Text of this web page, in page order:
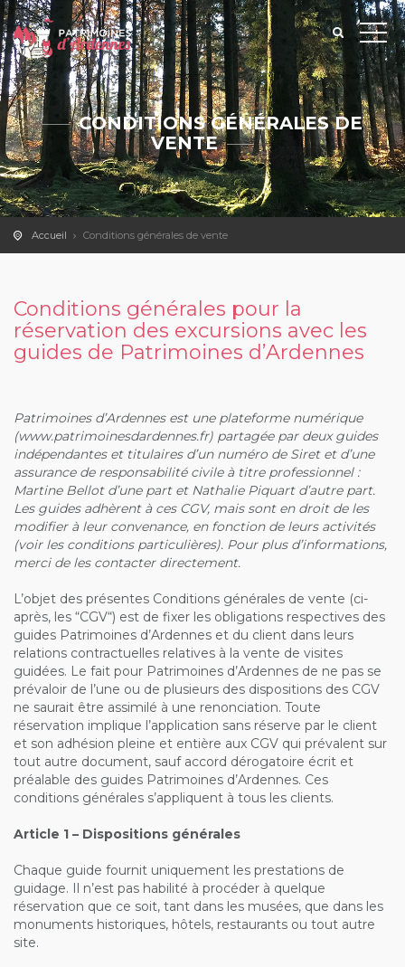
CONDITIONS GÉNÉRALES DE
VENTE
Accueil Conditions générales de vente
Conditions générales pour la
réservation des excursions avec les
guides de Patrimoines d’Ardennes
Patrimoines d’Ardennes est une plateforme numérique
(www.patrimoinesdardennes.fr) partagée par deux guides
indépendantes et titulaires d’un numéro de Siret et d’une
assurance de responsabilité civile à titre professionnel :
Martine Bellot d’une part et Nathalie Piquart d’autre part.
Les guides adhèrent à ces CGV, mais sont en droit de les
modifier à leur convenance, en fonction de leurs activités
(voir les conditions particulières). Pour plus d’informations,
merci de les contacter directement.
L’objet des présentes Conditions générales de vente (ci-
après, les “CGV“) est de fixer les obligations respectives des
guides Patrimoines d’Ardennes et du client dans leurs
relations contractuelles relatives à la vente de visites
guidées. Le fait pour Patrimoines d’Ardennes de ne pas se
prévaloir de l’une ou de plusieurs des dispositions des CGV
ne saurait être assimilé à une renonciation. Toute
réservation implique l’application sans réserve par le client
et son adhésion pleine et entière aux CGV qui prévalent sur
tout autre document, sauf accord dérogatoire écrit et
préalable des guides Patrimoines d’Ardennes. Ces
conditions générales s’appliquent à tous les clients.
Article 1 – Dispositions générales
Chaque guide fournit uniquement les prestations de
guidage. Il n’est pas habilité à procéder à quelque
réservation que ce soit, tant dans les musées, que dans les
monuments historiques, hôtels, restaurants ou tout autre
site.